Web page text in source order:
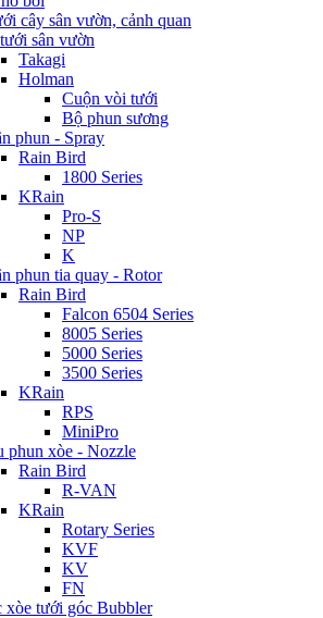
cây sân vườn, cảnh quan
sân vườn
Takagi
Holman
Cuộn vòi tưới
Bộ phun sương
phun - Spray
Rain Bird
1800 Series
KRain
Pro-S
NP
K
phun tia quay - Rotor
Rain Bird
Falcon 6504 Series
8005 Series
5000 Series
3500 Series
KRain
RPS
MiniPro
phun xòe - Nozzle
Rain Bird
R-VAN
KRain
Rotary Series
KVF
KV
FN
xòe tưới góc Bubbler